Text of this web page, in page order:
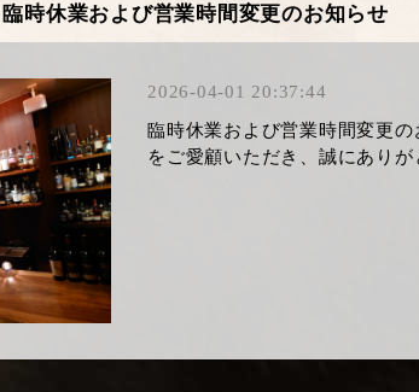
​臨時休業および営業時間変更のお知らせ
2026-04-01 20:37:44
臨時休業および営業時間変更
をご愛顧いただき、誠にあり